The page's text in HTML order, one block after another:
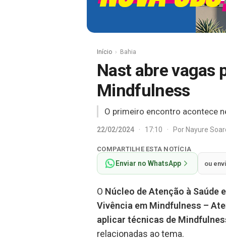
Início Bahia
Nast abre vagas
Mindfulness
O primeiro encontro acontece
22/02/2024 · 17:10 · PorNayure
COMPARTILHE ESTA NOTÍCIA
Enviar no WhatsApp ou
O Núcleo de Atenção à Saúde
Vivência em Mindfulness –
aplicar técnicas de
relacionadas ao tema.